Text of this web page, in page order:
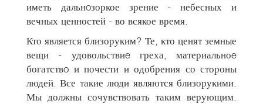
иметь дальнoзоркое зрение - небесных и
вечных ценностей - во всякое время.
Кто является близоруким? Те, кто ценят земные
вещи - удовольствиe греха, материальноe
богатствo и почести и одобрения со стороны
людей. Все такие люди являются близорукими.
Мы должны сочувствовать таким верующим.